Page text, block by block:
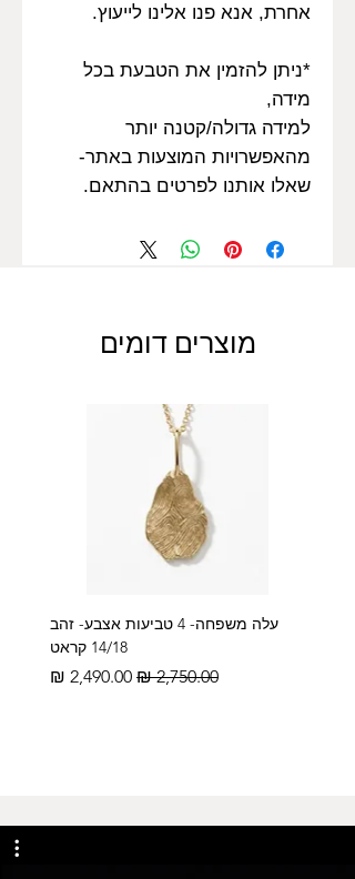
אחרת, אנא פנו אלינו לייעוץ.
*ניתן להזמין את הטבעת בכל
מידה,
למידה גדולה/קטנה יותר
מהאפשרויות המוצעות באתר-
שאלו אותנו לפרטים בהתאם.
מוצרים דומים
עלה משפחה- 4 טביעות אצבע- זהב
14/18 קראט
מחיר רגיל מחיר מבצע